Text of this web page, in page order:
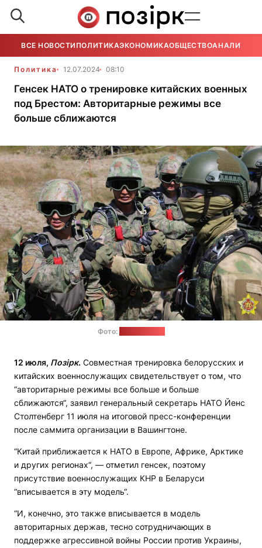
ВСЕ НОВОСТИ ПОЛИТИКАЭКОНОМИКАОБЩЕСТВОАНАЛИТИКА
Политика 12.07.2024 08:10
Генсек НАТО о тренировке китайских военных
под Брестом: Авторитарные режимы все
больше сближаются
Фото:
12 июля, Позірк. Совместная тренировка белорусских и
китайских военнослужащих свидетельствует о том, что
“авторитарные режимы все больше и больше
сближаются“, заявил генеральный секретарь НАТО Йенс
Столтенберг 11 июля на итоговой пресс-конференции
после саммита организации в Вашингтоне.
“Китай приближается к НАТО в Европе, Африке, Арктике
и других регионах“, — отметил генсек, поэтому
присутствие военнослужащих КНР в Беларуси
“вписывается в эту модель“.
“И, конечно, это также вписывается в модель
авторитарных держав, тесно сотрудничающих в
поддержке агрессивной войны России против Украины,